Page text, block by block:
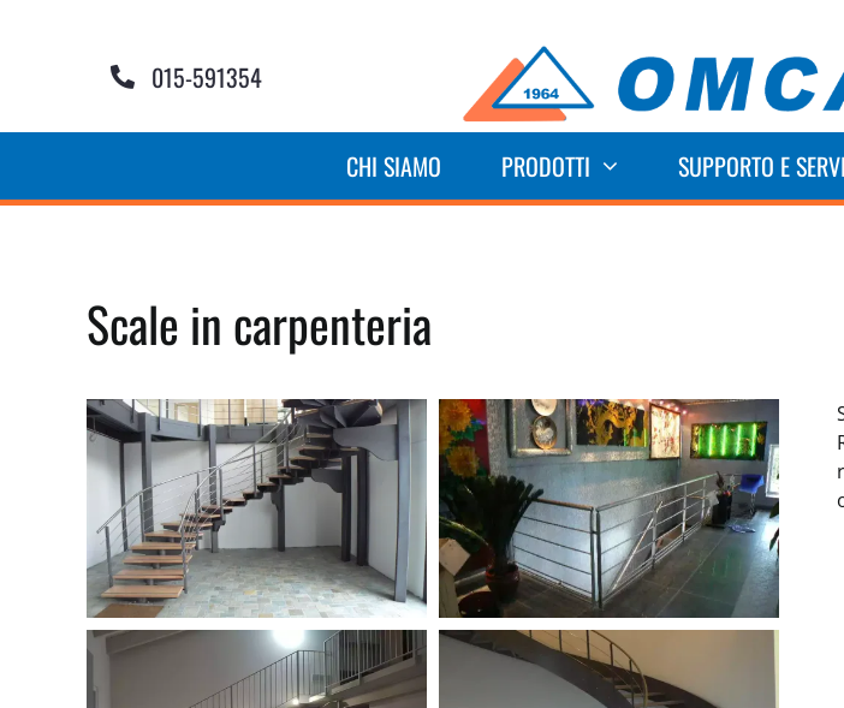
015-591354
CHI SIAMO PRODOTTI SUPPORTO E
Scale in carpenteria